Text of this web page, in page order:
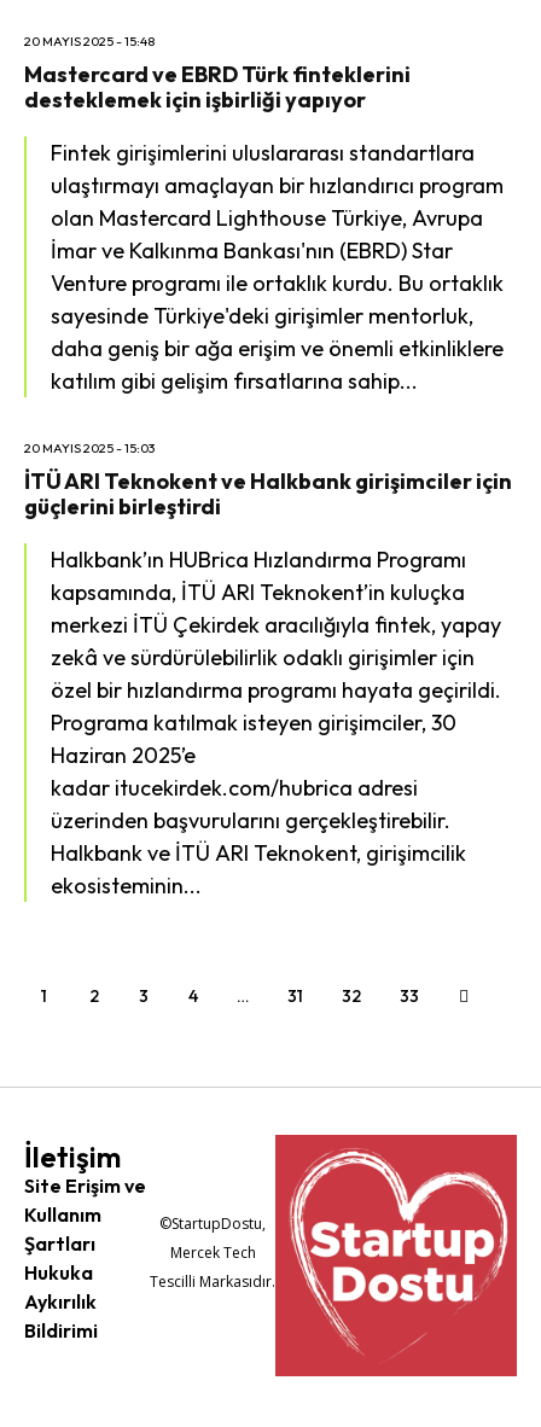
20 MAYIS 2025 - 15:48
Mastercard ve EBRD Türk finteklerini
desteklemek için işbirliği yapıyor
Fintek girişimlerini uluslararası standartlara
ulaştırmayı amaçlayan bir hızlandırıcı program
olan Mastercard Lighthouse Türkiye, Avrupa
İmar ve Kalkınma Bankası'nın (EBRD) Star
Venture programı ile ortaklık kurdu. Bu ortaklık
sayesinde Türkiye'deki girişimler mentorluk,
daha geniş bir ağa erişim ve önemli etkinliklere
katılım gibi gelişim fırsatlarına sahip...
20 MAYIS 2025 - 15:03
İTÜ ARI Teknokent ve Halkbank girişimciler için
güçlerini birleştirdi
Halkbank’ın HUBrica Hızlandırma Programı
kapsamında, İTÜ ARI Teknokent’in kuluçka
merkezi İTÜ Çekirdek aracılığıyla fintek, yapay
zekâ ve sürdürülebilirlik odaklı girişimler için
özel bir hızlandırma programı hayata geçirildi.
Programa katılmak isteyen girişimciler, 30
Haziran 2025’e
kadar itucekirdek.com/hubrica adresi
üzerinden başvurularını gerçekleştirebilir.
Halkbank ve İTÜ ARI Teknokent, girişimcilik
ekosisteminin...
1 2 3 4 … 31 32 33
İletişim
Site Erişim ve
Kullanım
Şartları
Hukuka
Aykırılık
Bildirimi
©StartupDostu,
Mercek Tech
Tescilli Markasıdır.